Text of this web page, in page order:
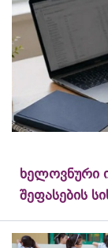
ხელოვნური
შეფასების